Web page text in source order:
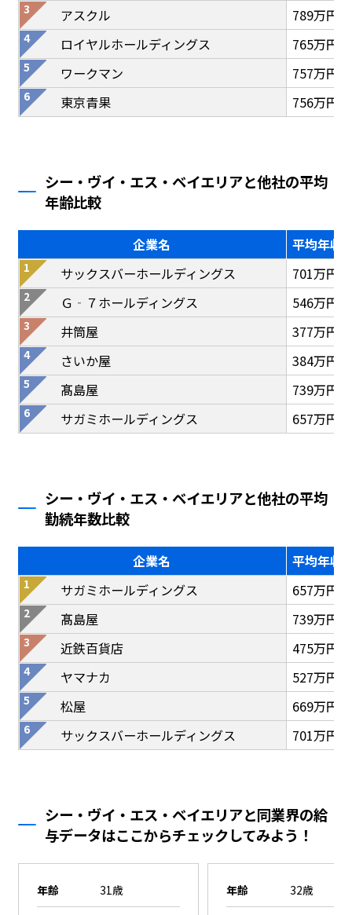
アスクル
789万円
ロイヤルホールディングス
765万円
ワークマン
757万円
東京青果
756万円
シー・ヴイ・エス・ベイエリアと他社の平均
年齢比較
企業名
平均年収
サックスバーホールディングス
701万円
Ｇ‐７ホールディングス
546万円
井筒屋
377万円
さいか屋
384万円
髙島屋
739万円
サガミホールディングス
657万円
シー・ヴイ・エス・ベイエリアと他社の平均
勤続年数比較
企業名
平均年収
サガミホールディングス
657万円
髙島屋
739万円
近鉄百貨店
475万円
ヤマナカ
527万円
松屋
669万円
サックスバーホールディングス
701万円
シー・ヴイ・エス・ベイエリアと同業界の給
与データはここからチェックしてみよう！
年齢 31歳 年齢 32歳